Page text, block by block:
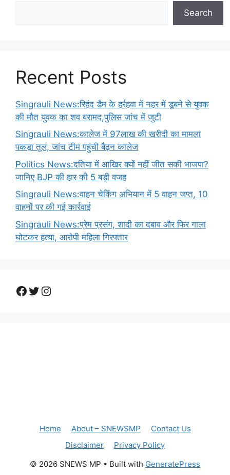
Search
Recent Posts
Singrauli News:रिहंद डैम के हर्रहवा में नहर में डूबने से युवक
की मौत युवक का शव बरामद,पुलिस जांच में जुटी
Singrauli News:कालेज में 97लाख की खरीदी का मामला
पकड़ा तूल, जांच टीम पहुंची बैढ़न कालेज
Politics News:दतिया में आखिर क्यों नहीं जीत सकी भाजपा?
जानिए BJP की हार की 5 बड़ी वजह
Singrauli News:वाहन चेकिंग अभियान में 5 वाहन जप्त, 10
वाहनों पर की गई कार्रवाई
Singrauli News:प्रेम प्रसंग, शादी का दबाव और फिर गाला
घोटकर हत्या, आरोपी महिला गिरफ्तार
Facebook
Twitter
Instagram
Home About – SNEWSMP
Contact Us
Disclaimer
Privacy Policy
© 2026 SNEWS MP • Built with GeneratePress